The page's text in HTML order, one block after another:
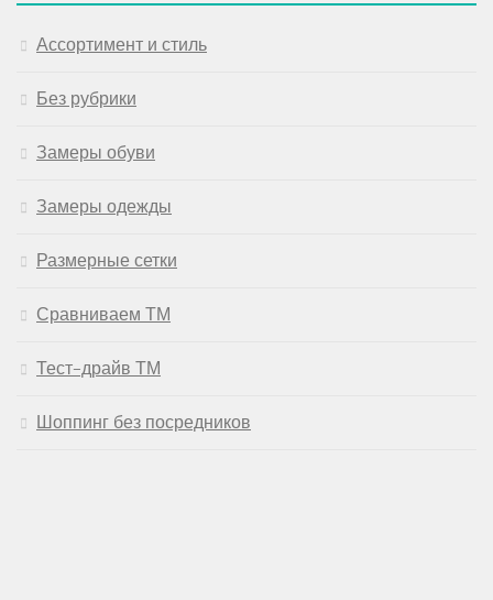
Ассортимент и стиль
Без рубрики
Замеры обуви
Замеры одежды
Размерные сетки
Сравниваем ТМ
Тест-драйв ТМ
Шоппинг без посредников